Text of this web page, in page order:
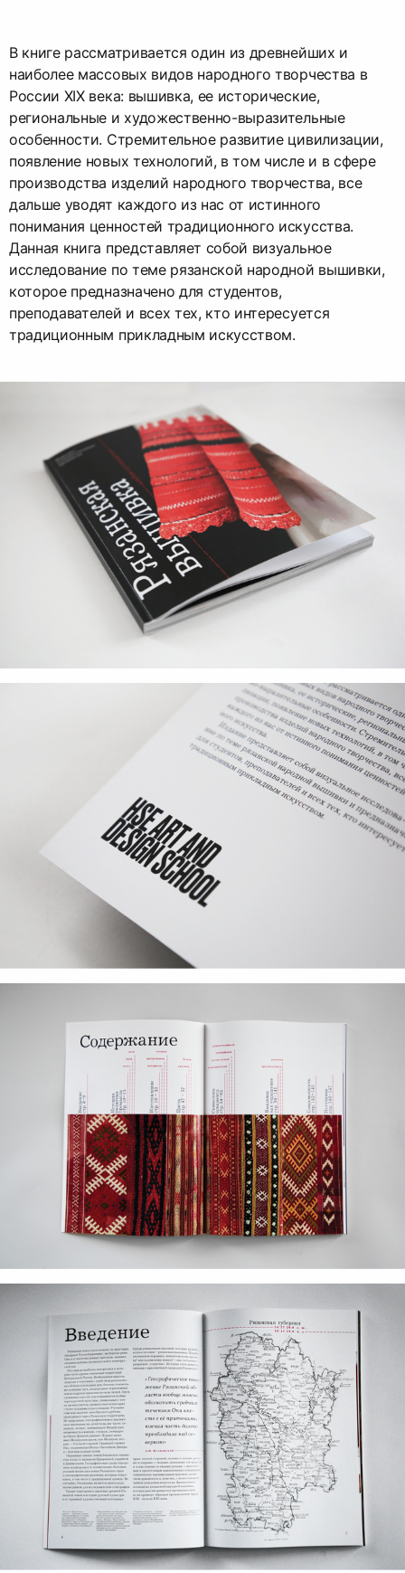
В книге рассматривается один из древнейших и
наиболее массовых видов народного творчества в
России XIX века: вышивка, ее исторические,
региональные и художественно-выразительные
особенности. Стремительное развитие цивилизации,
появление новых технологий, в том числе и в сфере
производства изделий народного творчества, все
дальше уводят каждого из нас от истинного
понимания ценностей традиционного искусства.
Данная книга представляет собой визуальное
исследование по теме рязанской народной вышивки,
которое предназначено для студентов,
преподавателей и всех тех, кто интересуется
традиционным прикладным искусством.